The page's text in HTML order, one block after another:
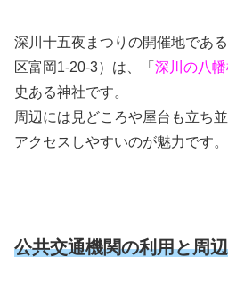
深川十五夜まつりの開催地であ
区富岡1-20-3）は、「 深川の八幡
史ある神社です。
周辺には見どころや屋台も立ち
アクセスしやすいのが魅力です。
公共交通機関の利用と周